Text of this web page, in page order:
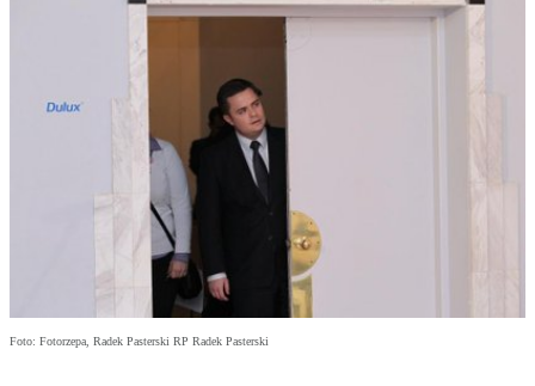
Foto: Fotorzepa, Radek Pasterski RP Radek Pasterski